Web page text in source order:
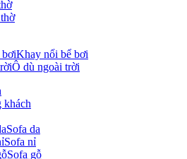
Khay nổi bể bơi
Ô dù ngoài trời
khách
Sofa da
Sofa nỉ
Sofa gỗ